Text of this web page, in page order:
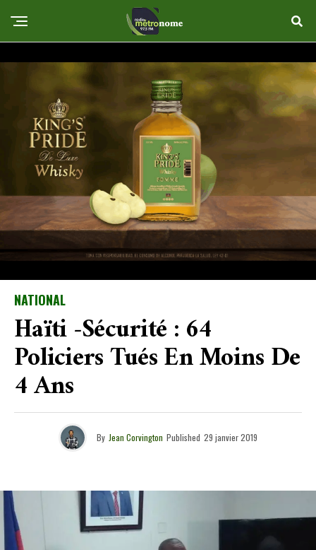
NATIONAL
Haïti -Sécurité : 64
Policiers Tués En Moins De
4 Ans
By Jean Corvington Published 29 janvier 2019